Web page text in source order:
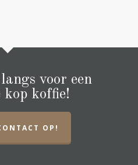
voor een
koffie!
OP!